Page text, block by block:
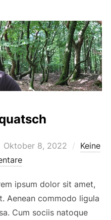
Oktober 8, 2022
Keine
ipsum dolor sit amet,
Aenean commodo ligula
Cum sociis natoque